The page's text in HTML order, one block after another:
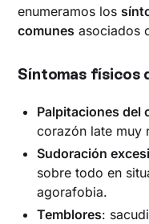
enumeramos los
comunes asociados
Síntomas físicos
Palpitaciones del
corazón late muy
Sudoración
sobre todo en
agorafobia.
Temblores: